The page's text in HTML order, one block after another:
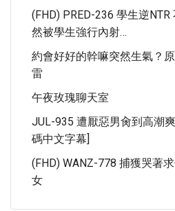
(FHD) PRED-236 學生逆
然被學生強行內射…
約會好好的幹嘛突然生氣？
雷
午夜玫瑰聊天室
JUL-935 遭厭惡男肏到高潮
碼中文字幕]
(FHD) WANZ-778 捕獲哭著
女